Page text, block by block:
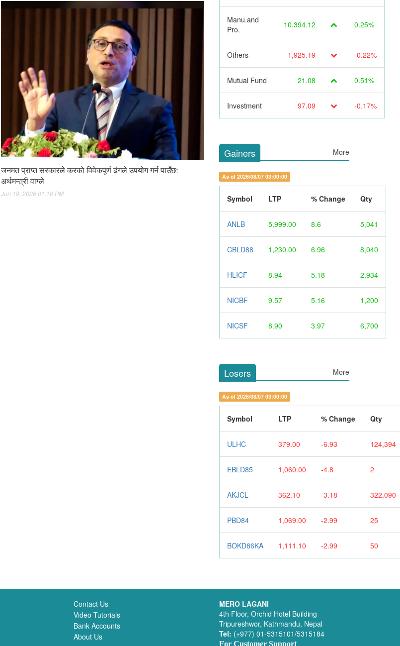
जनमत प्राप्त सरकारले करको विवेकपूर्ण ढंगले उपयोग गर्न पाउँछः
अर्थमन्त्री वाग्ले
Jun 19, 2026 01:10 PM
Manu.and
Pro.
10,394.12 0.25%
Others 1,925.19 -0.22%
Mutual Fund 21.08 0.51%
Investment 97.09 -0.17%
Gainers More
As of 2026/08/07 03:00:00
Symbol LTP % Change Qty
ANLB 5,999.00 8.6 5,041
CBLD88 1,230.00 6.96 8,040
HLICF 8.94 5.18 2,934
NICBF 9.57 5.16 1,200
NICSF 8.90 3.97 6,700
Losers More
As of 2026/08/07 03:00:00
Symbol LTP % Change Qty
ULHC 379.00 -6.93 124,394
EBLD85 1,060.00 -4.8 2
AKJCL 362.10 -3.18 322,090
PBD84 1,069.00 -2.99 25
BOKD86KA 1,111.10 -2.99 50
Contact Us
Video Tutorials
Bank Accounts
About Us
MERO LAGANI
4th Floor, Orchid Hotel Building
Tripureshwor, Kathmandu, Nepal
Tel: (+977) 01-5315101/5315184
For Customer Support